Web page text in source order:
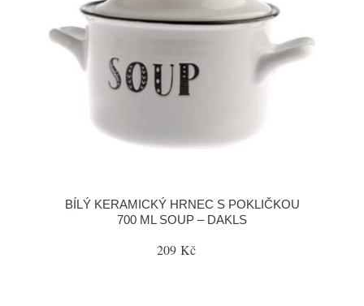
BÍLÝ KERAMICKÝ HRNEC S POKLIČKOU
700 ML SOUP – DAKLS
209 Kč